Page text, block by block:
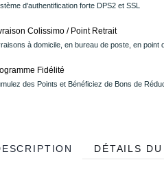
d'authentification forte DPS2 et SSL
Colissimo / Point Retrait
à domicile, en bureau de poste, en point
Fidélité
des Points et Bénéficiez de Bons de
DÉTAILS